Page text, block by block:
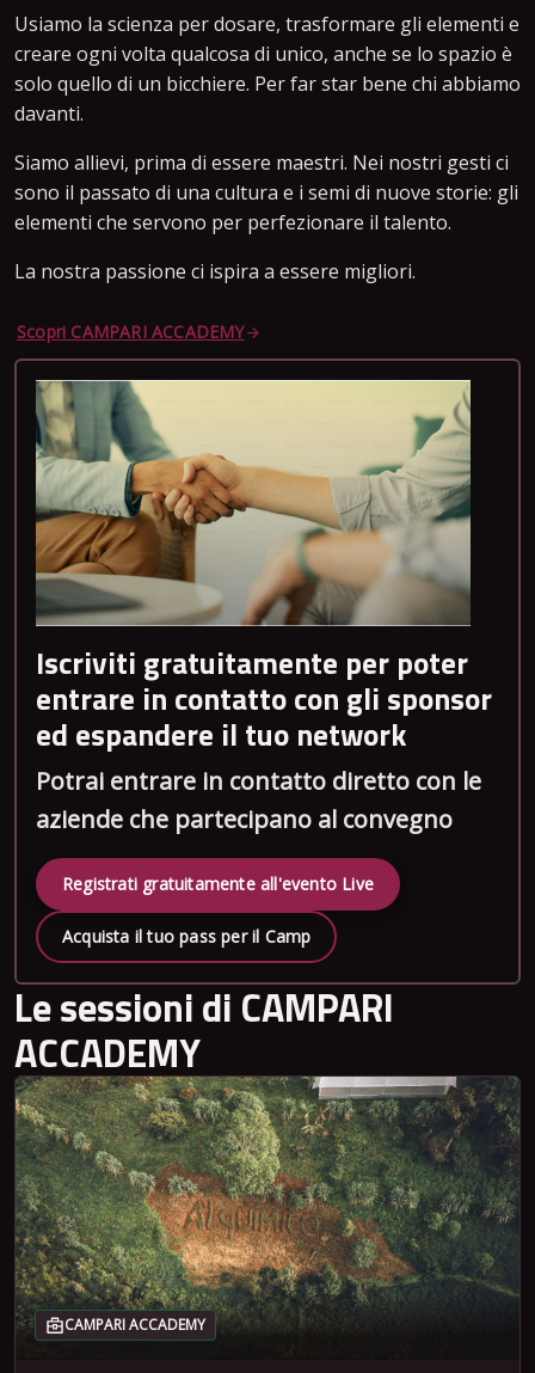
Usiamo la scienza per dosare, trasformare gli elementi e
creare ogni volta qualcosa di unico, anche se lo spazio è
solo quello di un bicchiere. Per far star bene chi abbiamo
davanti.
Siamo allievi, prima di essere maestri. Nei nostri gesti ci
sono il passato di una cultura e i semi di nuove storie: gli
elementi che servono per perfezionare il talento.
La nostra passione ci ispira a essere migliori.
Scopri CAMPARI ACCADEMY
Iscriviti gratuitamente per poter
entrare in contatto con gli sponsor
ed espandere il tuo network
Potrai entrare in contatto diretto con le
aziende che partecipano al convegno
Registrati gratuitamente all'evento Live
Acquista il tuo pass per il Camp
Le sessioni di CAMPARI
ACCADEMY
CAMPARI ACCADEMY